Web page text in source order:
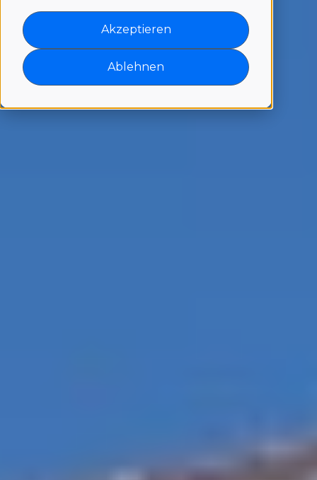
Akzeptieren
Ablehnen